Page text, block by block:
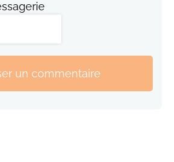
un commentaire